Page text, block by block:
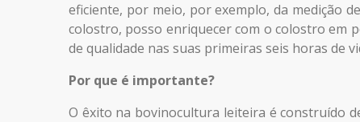
eficiente, por meio, por exemplo, da medição
colostro, posso enriquecer com o colostro em
de qualidade nas suas primeiras seis horas de
Por que é importante?
O êxito na bovinocultura leiteira é construído